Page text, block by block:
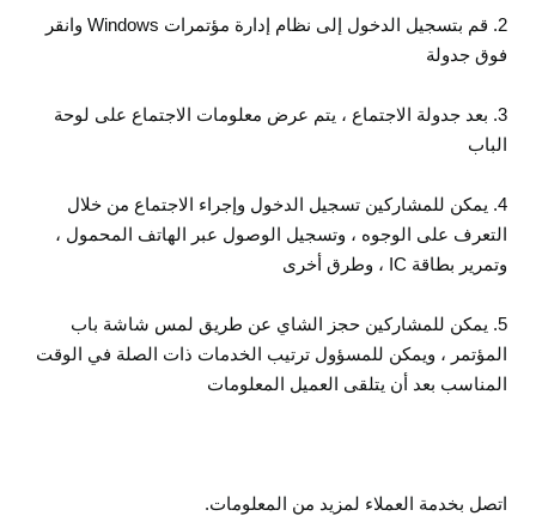
2. قم بتسجيل الدخول إلى نظام إدارة مؤتمرات Windows وانقر
فوق جدولة
3. بعد جدولة الاجتماع ، يتم عرض معلومات الاجتماع على لوحة
الباب
4. يمكن للمشاركين تسجيل الدخول وإجراء الاجتماع من خلال
التعرف على الوجوه ، وتسجيل الوصول عبر الهاتف المحمول ،
وتمرير بطاقة IC ، وطرق أخرى
5. يمكن للمشاركين حجز الشاي عن طريق لمس شاشة باب
المؤتمر ، ويمكن للمسؤول ترتيب الخدمات ذات الصلة في الوقت
المناسب بعد أن يتلقى العميل المعلومات
اتصل بخدمة العملاء لمزيد من المعلومات.